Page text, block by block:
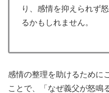
り、感情を抑えられず
るかもしれません。
感情の整理を助けるために
ことで、「なぜ義父が怒鳴